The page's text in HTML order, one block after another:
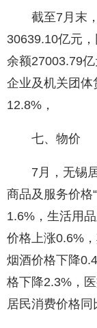
截至7月末，
30639.10亿元
余额27003.79
企业及机关团体
12.8%，
七、物价
7月，无锡居
商品及服务价格
1.6%，生活用
价格上涨0.6%
烟酒价格下降
格下降2.3%，
居民消费价格同